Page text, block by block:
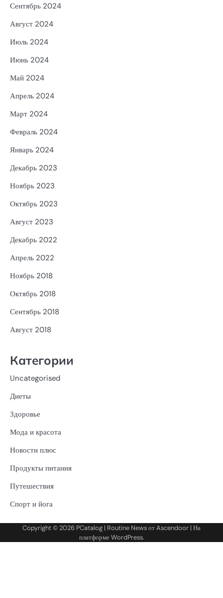
Сентябрь 2024
Август 2024
Июль 2024
Июнь 2024
Май 2024
Апрель 2024
Март 2024
Февраль 2024
Январь 2024
Декабрь 2023
Ноябрь 2023
Октябрь 2023
Август 2023
Декабрь 2022
Апрель 2022
Ноябрь 2018
Октябрь 2018
Сентябрь 2018
Август 2018
Категории
Uncategorised
Диеты
Здоровье
Мода и красота
Новости плюс
Продукты питания
Путешествия
Спорт и йога
Copyright © 2026 PCatalog | Routine News отAscendoor | На
платформеWordPress.